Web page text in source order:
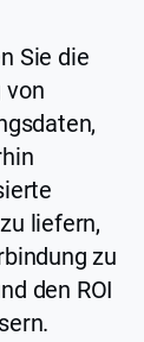
Sie die
von
liefern,
zu
den ROI